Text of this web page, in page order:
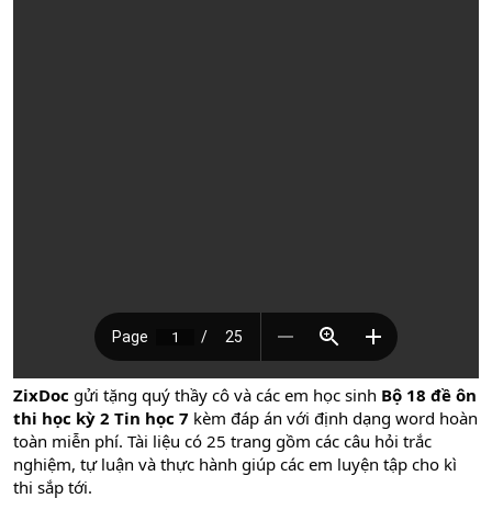
ZixDoc gửi tặng quý thầy cô và các em học sinh Bộ 18 đề ôn
thi học kỳ 2 Tin học 7 kèm đáp án với định dạng word hoàn
toàn miễn phí. Tài liệu có 25 trang gồm các câu hỏi trắc
nghiệm, tự luận và thực hành giúp các em luyện tập cho kì
thi sắp tới.